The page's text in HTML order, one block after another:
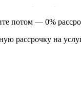
потом — 0%
рассрочку на